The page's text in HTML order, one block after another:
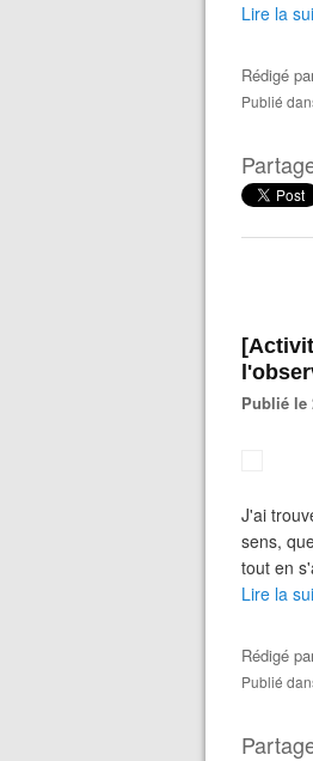
Lire la
Rédigé
Publié
[Activité] La bouteille espion pour travailler le sens de
Publié
J'ai
sens,
tout en
Lire la
Rédigé
Publié